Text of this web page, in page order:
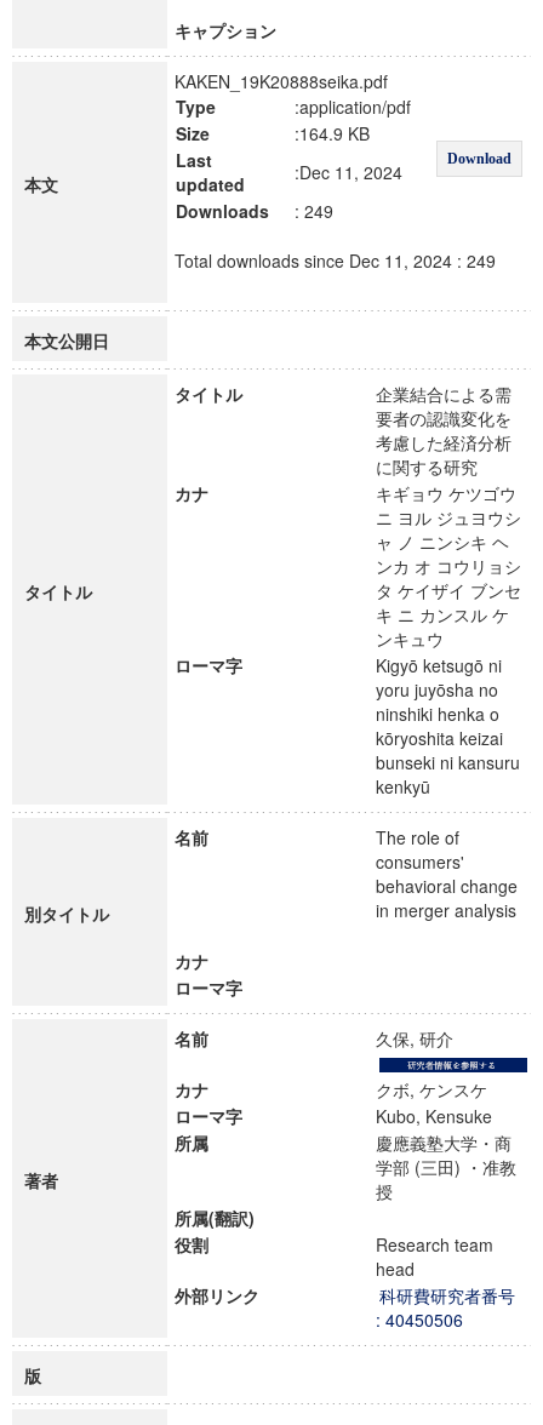
キャプション
本文
KAKEN_19K20888seika.pdf
Type
:application/pdf
Download
Size
:164.9 KB
Last
updated
:Dec 11, 2024
Downloads
: 249
Total downloads since Dec 11, 2024 : 249
本文公開日
タイトル
タイトル
企業結合による需
要者の認識変化を
考慮した経済分析
に関する研究
カナ
キギョウ ケツゴウ
ニ ヨル ジュヨウシ
ャ ノ ニンシキ ヘ
ンカ オ コウリョシ
タ ケイザイ ブンセ
キ ニ カンスル ケ
ンキュウ
ローマ字
Kigyō ketsugō ni
yoru juyōsha no
ninshiki henka o
kōryoshita keizai
bunseki ni kansuru
kenkyū
別タイトル
名前
The role of
consumers'
behavioral change
in merger analysis
カナ
ローマ字
著者
名前 久保, 研介
カナ
クボ, ケンスケ
ローマ字
Kubo, Kensuke
所属
慶應義塾大学・商
学部 (三田) ・准教
授
所属(翻訳)
役割
Research team
head
外部リンク
科研費研究者番号
: 40450506
版